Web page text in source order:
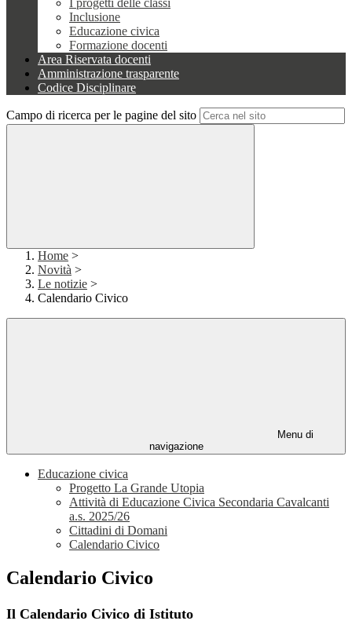
I progetti delle classi
Inclusione
Educazione civica
Formazione docenti
Area Riservata docenti
Amministrazione trasparente
Codice Disciplinare
Campo di ricerca per le pagine del sito
Home >
Novità >
Le notizie >
Calendario Civico
Menu di
navigazione
Educazione civica
Progetto La Grande Utopia
Attività di Educazione Civica Secondaria Cavalcanti
a.s. 2025/26
Cittadini di Domani
Calendario Civico
Calendario Civico
Il Calendario Civico di Istituto